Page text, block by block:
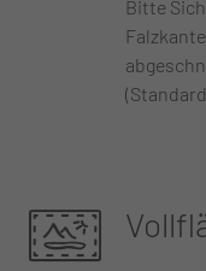
Bitte